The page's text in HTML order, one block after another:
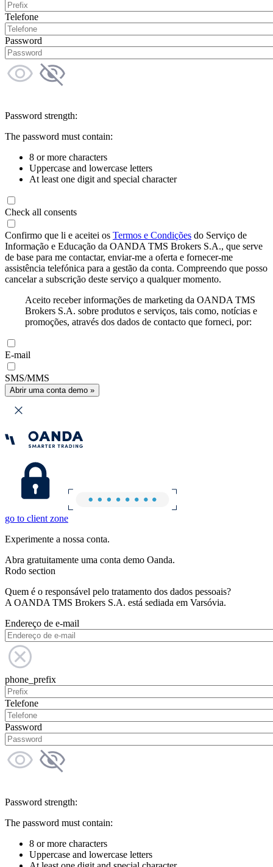
Telefone
Password
Password strength:
The password must contain:
8 or more characters
Uppercase and lowercase letters
At least one digit and special character
Check all consents
Confirmo que li e aceitei os Termos e Condições do Serviço de
Informação e Educação da OANDA TMS Brokers S.A., que serve
de base para me contactar, enviar-me a oferta e fornecer-me
assistência telefónica para a gestão da conta. Compreendo que posso
cancelar a subscrição deste serviço a qualquer momento.
Aceito receber informações de marketing da OANDA TMS
Brokers S.A. sobre produtos e serviços, tais como, notícias e
promoções, através dos dados de contacto que forneci, por:
E-mail
SMS/MMS
Abrir uma conta demo »
go to client zone
Experimente a nossa conta.
Abra gratuitamente uma conta demo Oanda.
Rodo section
Quem é o responsável pelo tratamento dos dados pessoais?
A OANDA TMS Brokers S.A. está sediada em Varsóvia.
Endereço de e-mail
phone_prefix
Telefone
Password
Password strength:
The password must contain:
8 or more characters
Uppercase and lowercase letters